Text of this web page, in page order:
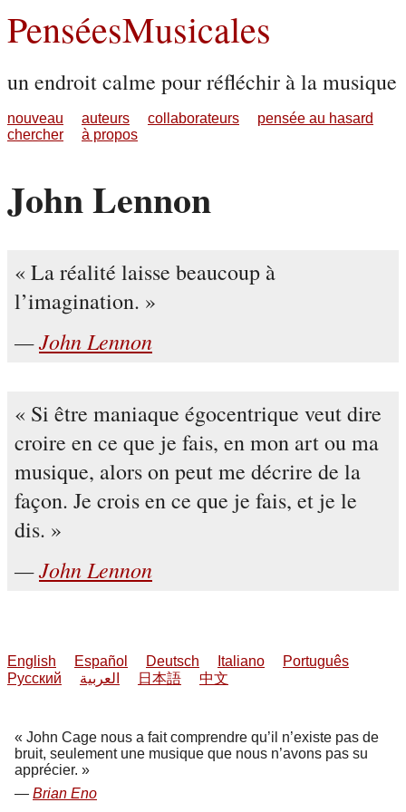
PenséesMusicales
un endroit calme pour réfléchir à la musique
nouveau auteurs collaborateurs
pensée au hasard
chercher
à propos
John Lennon
La réalité laisse beaucoup à
l’imagination.
John Lennon
Si être maniaque égocentrique veut dire
croire en ce que je fais, en mon art ou ma
musique, alors on peut me décrire de la
façon. Je crois en ce que je fais, et je le
dis.
John Lennon
English Español Deutsch Italiano
Português
Русский
العربية 日本語 中文
John Cage nous a fait comprendre qu’il n’existe pas de
bruit, seulement une musique que nous n’avons pas su
apprécier.
Brian Eno